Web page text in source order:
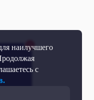
наилучшего
с